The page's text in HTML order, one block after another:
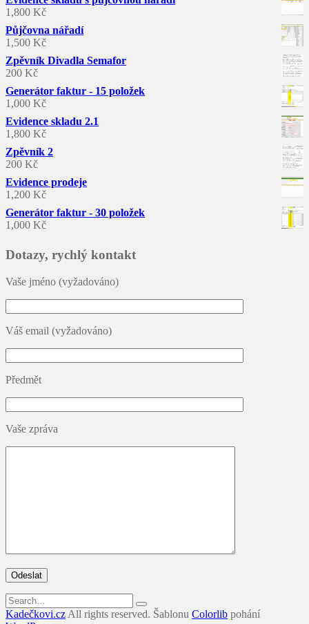
1,800 Kč
Půjčovna nářadí
1,500 Kč
Zpěvník Divadla Semafor
200 Kč
Generátor faktur - 15 položek
1,000 Kč
Evidence skladu 2.1
1,800 Kč
Zpěvník 2
200 Kč
Evidence prodeje
1,200 Kč
Generátor faktur - 30 položek
1,000 Kč
Dotazy, rychlý kontakt
Vaše jméno (vyžadováno)
Váš email (vyžadováno)
Předmět
Vaše zpráva
Search
for:
Kadečkovi.cz All rights reserved. Šablonu Colorlib pohání